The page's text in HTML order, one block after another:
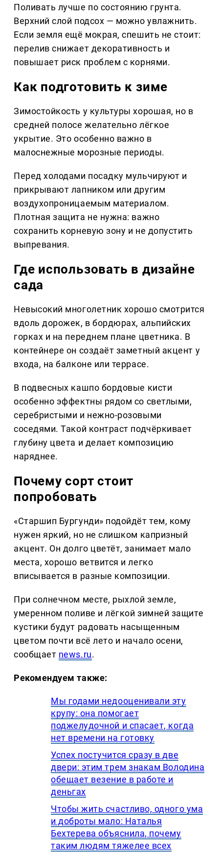
Поливать лучше по состоянию грунта.
Верхний слой подсох — можно увлажнить.
Если земля ещё мокрая, спешить не стоит:
перелив снижает декоративность и
повышает риск проблем с корнями.
Как подготовить к зиме
Зимостойкость у культуры хорошая, но в
средней полосе желательно лёгкое
укрытие. Это особенно важно в
малоснежные морозные периоды.
Перед холодами посадку мульчируют и
прикрывают лапником или другим
воздухопроницаемым материалом.
Плотная защита не нужна: важно
сохранить корневую зону и не допустить
выпревания.
Где использовать в дизайне
сада
Невысокий многолетник хорошо смотрится
вдоль дорожек, в бордюрах, альпийских
горках и на переднем плане цветника. В
контейнере он создаёт заметный акцент у
входа, на балконе или террасе.
В подвесных кашпо бордовые кисти
особенно эффектны рядом со светлыми,
серебристыми и нежно-розовыми
соседями. Такой контраст подчёркивает
глубину цвета и делает композицию
наряднее.
Почему сорт стоит
попробовать
«Старшип Бургунди» подойдёт тем, кому
нужен яркий, но не слишком капризный
акцент. Он долго цветёт, занимает мало
места, хорошо ветвится и легко
вписывается в разные композиции.
При солнечном месте, рыхлой земле,
умеренном поливе и лёгкой зимней защите
кустики будут радовать насыщенным
цветом почти всё лето и начало осени,
сообщает news.ru.
Рекомендуем также:
Мы годами недооценивали эту
крупу: она помогает
поджелудочной и спасает, когда
нет времени на готовку
Успех постучится сразу в две
двери: этим трем знакам Володина
обещает везение в работе и
деньгах
Чтобы жить счастливо, одного ума
и доброты мало: Наталья
Бехтерева объяснила, почему
таким людям тяжелее всех